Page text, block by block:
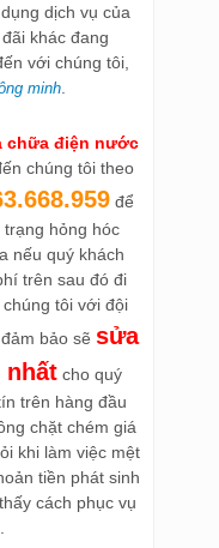
dịch vụ của
khác đang
với chúng tôi,
minh
chữa điện nước
chúng tôi theo
để
hỏng hóc
nếu quý khách
trên sau đó đi
tôi với đội
bảo sẽ sửa
nhất cho quý
trên hàng đầu
chặt chém giá
khi làm việc mệt
tiền phát sinh
cách phục vụ